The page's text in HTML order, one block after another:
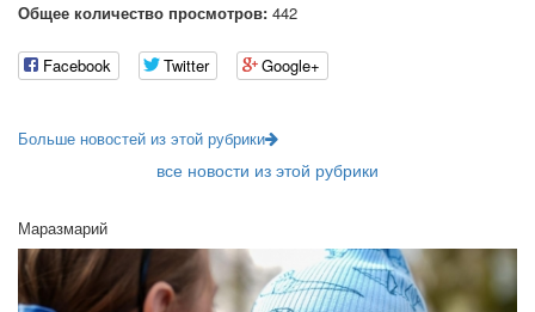
Общее количество просмотров: 442
Facebook Twitter Google+
Больше новостей из этой рубрики
все новости из этой рубрики
Маразмарий